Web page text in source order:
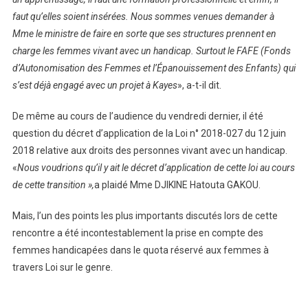
faut qu’elles soient insérées. Nous sommes venues demander à
Mme le ministre de faire en sorte que ses structures prennent en
charge les femmes vivant avec un handicap. Surtout le FAFE (Fonds
d’Autonomisation des Femmes et l’Épanouissement des Enfants) qui
s’est déjà engagé avec un projet à Kayes», a-t-il dit.
De même au cours de l’audience du vendredi dernier, il été
question du décret d’application de la Loi n° 2018-027 du 12 juin
2018 relative aux droits des personnes vivant avec un handicap.
«Nous voudrions qu’il y ait le décret d’application de cette loi au cours
de cette transition »,a plaidé Mme DJIKINE Hatouta GAKOU.
Mais, l’un des points les plus importants discutés lors de cette
rencontre a été incontestablement la prise en compte des
femmes handicapées dans le quota réservé aux femmes à
travers Loi sur le genre.